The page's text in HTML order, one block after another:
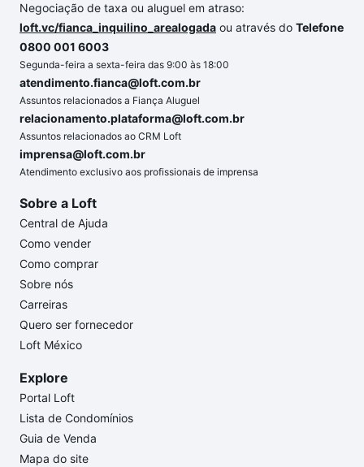
Negociação de taxa ou aluguel em atraso:
loft.vc/fianca_inquilino_arealogada ou através do Telefone
0800 001 6003
Segunda-feira a sexta-feira das 9:00 às 18:00
atendimento.fianca@loft.com.br
Assuntos relacionados a Fiança Aluguel
relacionamento.plataforma@loft.com.br
Assuntos relacionados ao CRM Loft
imprensa@loft.com.br
Atendimento exclusivo aos profissionais de imprensa
Sobre a Loft
Central de Ajuda
Como vender
Como comprar
Sobre nós
Carreiras
Quero ser fornecedor
Loft México
Explore
Portal Loft
Lista de Condomínios
Guia de Venda
Mapa do site